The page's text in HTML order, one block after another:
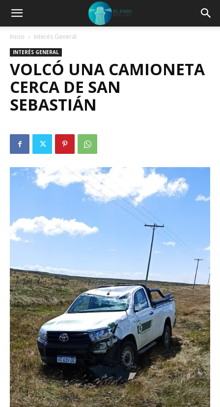
Inicio Interés General
INTERÉS GENERAL
VOLCÓ UNA CAMIONETA
CERCA DE SAN
SEBASTIÁN